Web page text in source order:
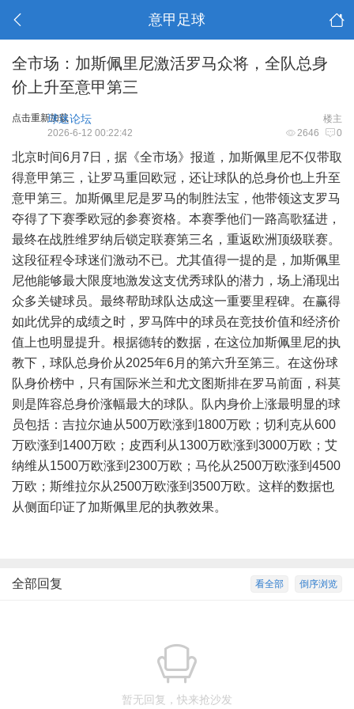
意甲足球
全市场：加斯佩里尼激活罗马众将，全队总身
价上升至意甲第三
点击重新加载 楼主
球迷论坛
2646 0
2026-6-12 00:22:42
北京时间6月7日，据《全市场》报道，加斯佩里尼不仅带取
得意甲第三，让罗马重回欧冠，还让球队的总身价也上升至
意甲第三。加斯佩里尼是罗马的制胜法宝，他带领这支罗马
夺得了下赛季欧冠的参赛资格。本赛季他们一路高歌猛进，
最终在战胜维罗纳后锁定联赛第三名，重返欧洲顶级联赛。
这段征程令球迷们激动不已。尤其值得一提的是，加斯佩里
尼他能够最大限度地激发这支优秀球队的潜力，场上涌现出
众多关键球员。最终帮助球队达成这一重要里程碑。在赢得
如此优异的成绩之时，罗马阵中的球员在竞技价值和经济价
值上也明显提升。根据德转的数据，在这位加斯佩里尼的执
教下，球队总身价从2025年6月的第六升至第三。在这份球
队身价榜中，只有国际米兰和尤文图斯排在罗马前面，科莫
则是阵容总身价涨幅最大的球队。队内身价上涨最明显的球
员包括：吉拉尔迪从500万欧涨到1800万欧；切利克从600
万欧涨到1400万欧；皮西利从1300万欧涨到3000万欧；艾
纳维从1500万欧涨到2300万欧；马伦从2500万欧涨到4500
万欧；斯维拉尔从2500万欧涨到3500万欧。这样的数据也
从侧面印证了加斯佩里尼的执教效果。
倒序浏览
看全部
全部回复
暂无回复，快来抢沙发